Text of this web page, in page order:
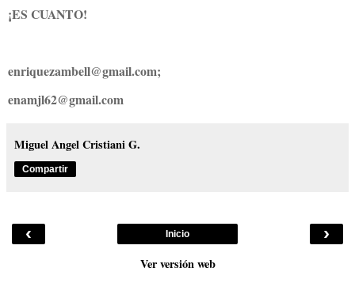
¡ES CUANTO!
enriquezambell@gmail.com;
enamjl62@gmail.com
Miguel Angel Cristiani G.
Compartir
‹ ›
Inicio
Ver versión web